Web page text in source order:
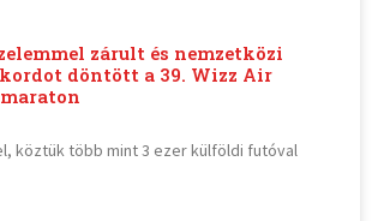
zárult és nemzetközi
döntött a 39. Wizz Air
köztük több mint 3 ezer külföldi futóval